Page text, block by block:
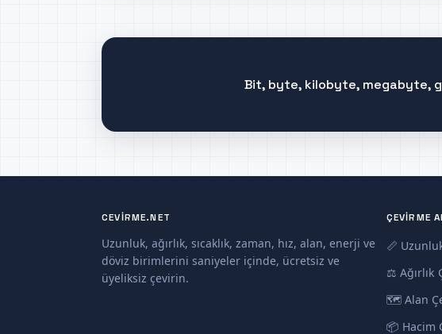
Bit, byte, kilobyte, megabyte,
CEVIRME.NET
Uzunluk, ağırlık, sıcaklık, zaman, hız, alan, enerji ve
döviz birimlerini saniyeler içinde, ücretsiz ve
üyeliksiz çevirin.
ÇEVIRME
📏
⚖️ Ağırlık
🗺️ Alan
📦 Hacim